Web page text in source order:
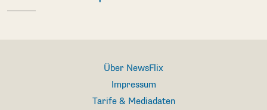
Über NewsFlix
Impressum
Tarife & Mediadaten